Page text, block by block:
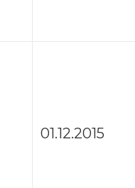
01.12.2015